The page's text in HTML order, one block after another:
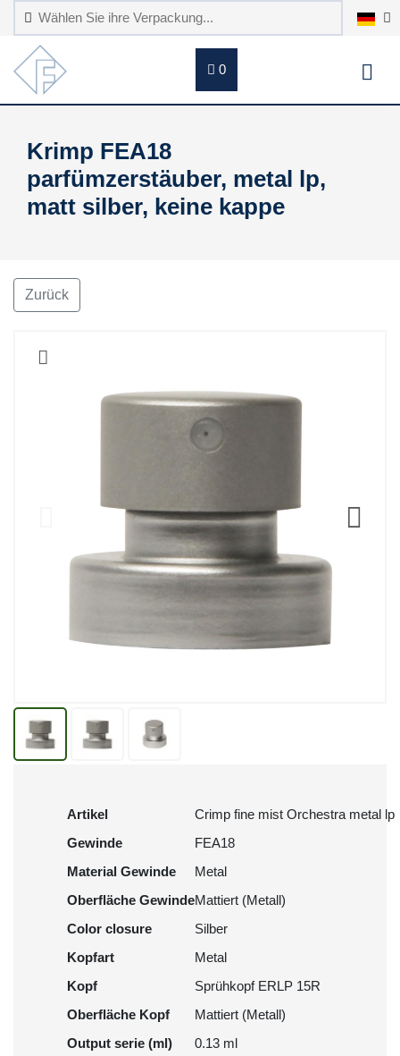
0
Krimp FEA18
parfümzerstäuber, metal lp,
matt silber, keine kappe
Zurück
Artikel
Crimp fine mist Orchestra metal lp
Gewinde
FEA18
Material Gewinde
Metal
Oberfläche GewindeMattiert (Metall)
Color closure
Silber
Kopfart
Metal
Kopf
Sprühkopf ERLP 15R
Oberfläche Kopf
Mattiert (Metall)
Output serie (ml)
0.13 ml